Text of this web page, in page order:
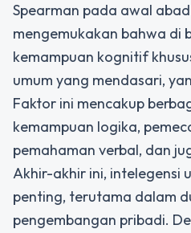
Spearman pada awal
mengemukakan bahwa di
kemampuan kognitif
umum yang mendasari,
Faktor ini mencakup
kemampuan logika,
pemahaman verbal, dan
Akhir-akhir ini, intelegensi
penting, terutama dalam
pengembangan pribadi.